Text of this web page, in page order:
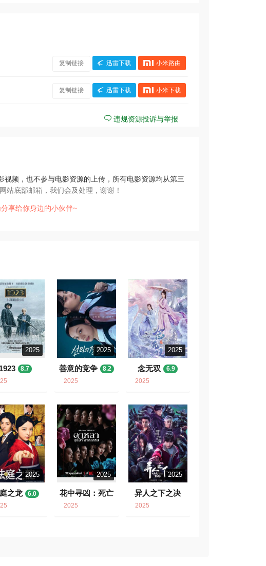
复制链接 迅雷下载 小米路由
复制链接 迅雷下载 小米下载
违规资源投诉与举报
频，也不参与电影资源的上传，所有电影资源均从第三
站底部邮箱，我们会及处理，谢谢！
分享给你身边的小伙伴~
2025
1923
8.7
2025
善意的竞争
8.2
2025
2025
念无双
6.9
2025
2025
之龙
6.0
2025
花中寻凶：死亡
与鲜花
2025
2025
异人之下之决
战！碧游村
2025